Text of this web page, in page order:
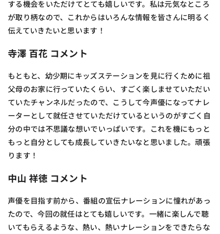
する機会をいただけてとても嬉しいです。私は元気なところ
が取り柄なので、これからはいろんな情報を皆さんに明るく
伝えていきたいと思います！
寺澤 百花 コメント
もともと、幼少期にキッズステーションを見に行くために祖
父母のお家に行っていたくらい、すごく楽しませていただい
ていたチャンネルだったので、こうして今声優になってナレ
ーターとして就任させていただけているというのがすごく自
分の中では不思議な想いでいっぱいです。これを機にもっと
もっと自分としても成長していきたいなと思いました。頑張
ります！
中山 祥徳 コメント
声優を目指す前から、番組の宣伝ナレーションに憧れがあっ
たので、今回の就任はとても嬉しいです。一緒に楽しんで聴
いてもらえるような、熱い、熱いナレーションをできたらな